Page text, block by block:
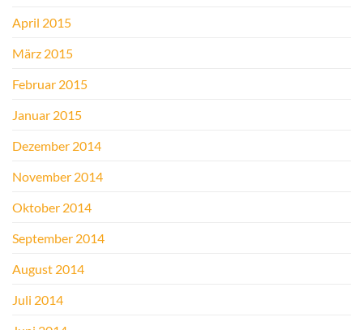
April 2015
März 2015
Februar 2015
Januar 2015
Dezember 2014
November 2014
Oktober 2014
September 2014
August 2014
Juli 2014